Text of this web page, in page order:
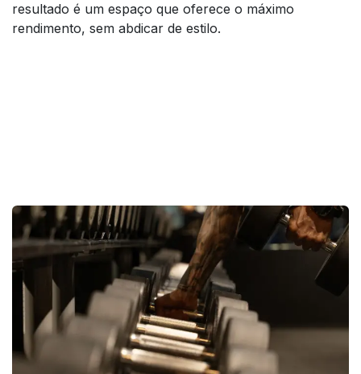
resultado é um espaço que oferece o máximo
rendimento, sem abdicar de estilo.